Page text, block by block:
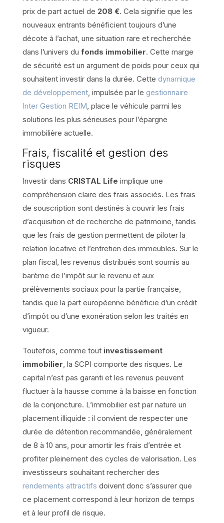
prix de part actuel de 208 €. Cela signifie que les
nouveaux entrants bénéficient toujours d’une
décote à l’achat, une situation rare et recherchée
dans l’univers du fonds immobilier. Cette marge
de sécurité est un argument de poids pour ceux qui
souhaitent investir dans la durée. Cette dynamique
de développement, impulsée par le gestionnaire
Inter Gestion REIM , place le véhicule parmi les
solutions les plus sérieuses pour l’épargne
immobilière actuelle.
Frais, fiscalité et gestion des
risques
Investir dans CRISTAL Life implique une
compréhension claire des frais associés. Les frais
de souscription sont destinés à couvrir les frais
d’acquisition et de recherche de patrimoine, tandis
que les frais de gestion permettent de piloter la
relation locative et l’entretien des immeubles. Sur le
plan fiscal, les revenus distribués sont soumis au
barème de l’impôt sur le revenu et aux
prélèvements sociaux pour la partie française,
tandis que la part européenne bénéficie d’un crédit
d’impôt ou d’une exonération selon les traités en
vigueur.
Toutefois, comme tout investissement
immobilier , la SCPI comporte des risques. Le
capital n’est pas garanti et les revenus peuvent
fluctuer à la hausse comme à la baisse en fonction
de la conjoncture. L’immobilier est par nature un
placement illiquide : il convient de respecter une
durée de détention recommandée, généralement
de 8 à 10 ans, pour amortir les frais d’entrée et
profiter pleinement des cycles de valorisation. Les
investisseurs souhaitant rechercher des
rendements attractifs doivent donc s’assurer que
ce placement correspond à leur horizon de temps
et à leur profil de risque.